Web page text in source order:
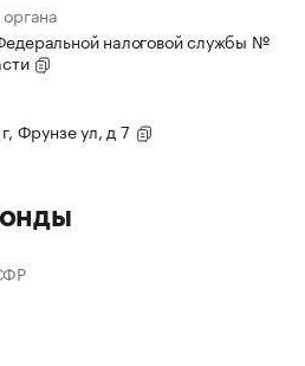
налоговой службы №
Фрунзе ул, д 7